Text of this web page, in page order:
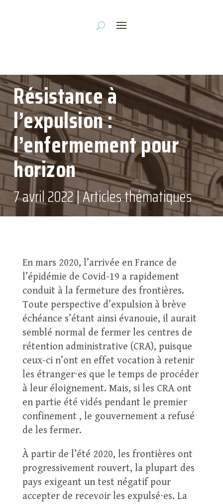
Résistance à
l’expulsion :
l’enfermement pour
horizon
7 avril 2022|Articles thématiques
En mars 2020, l’arrivée en France de
l’épidémie de Covid-19 a rapidement
conduit à la fermeture des frontières.
Toute perspective d’expulsion à brève
échéance s’étant ainsi évanouie, il aurait
semblé normal de fermer les centres de
rétention administrative (CRA), puisque
ceux-ci n’ont en effet vocation à retenir
les étranger⋅es que le temps de procéder
à leur éloignement. Mais, si les CRA ont
en partie été vidés pendant le premier
confinement , le gouvernement a refusé
de les fermer.
À partir de l’été 2020, les frontières ont
progressivement rouvert, la plupart des
pays exigeant un test négatif pour
accepter de recevoir les expulsé⋅es. La